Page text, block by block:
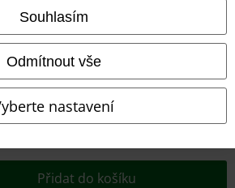
Souhlasím
Odmítnout vše
nastavení
Přidat do košíku
životního prostředí